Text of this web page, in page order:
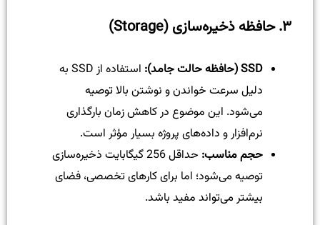
۳. حافظه ذخیره‌سازی (Storage)
SSD (حافظه حالت جامد):
استفاده از SSD به
دلیل سرعت خواندن و نوشتن بالا توصیه
می‌شود. این موضوع در کاهش زمان بارگذاری
نرم‌افزار و داده‌های پروژه بسیار مؤثر است.
حجم مناسب:
حداقل 256 گیگابایت ذخیره‌سازی
توصیه می‌شود؛ اما برای کارهای تخصصی، فضای
بیشتر می‌تواند مفید باشد.